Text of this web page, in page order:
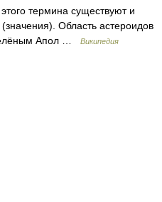
термина существуют и
Область астероидов
Апол …
Википедия